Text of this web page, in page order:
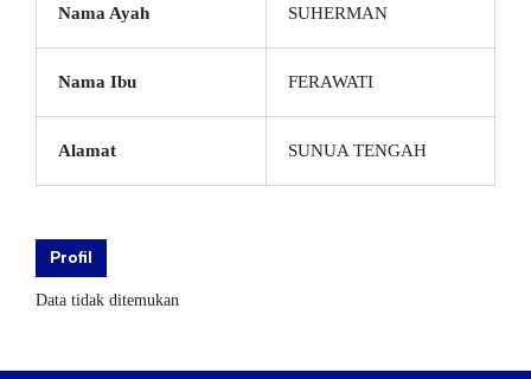
Nama Ayah SUHERMAN
Nama Ibu FERAWATI
Alamat SUNUA TENGAH
Profil
Data tidak ditemukan